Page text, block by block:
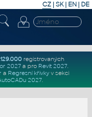
CZ | SK| EN | DE
registrovaných
2027a pro Revit 2027.
a Regresní křivkyv sekci
2027.